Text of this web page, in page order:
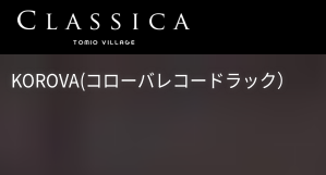
KOROVA(コローバレコードラック）